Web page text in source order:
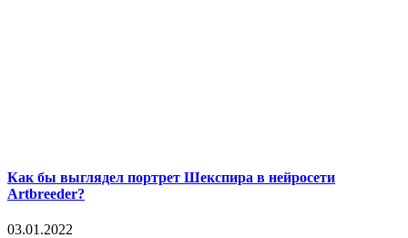
Как бы выглядел портрет Шекспира в нейросети
Artbreeder?
03.01.2022